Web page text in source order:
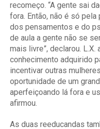
recomeço. “A gente sai
fora. Então, não é só
dos pensamentos e do
de aula a gente não se
mais livre”, declarou.
conhecimento adquirido
incentivar outras
oportunidade de um
aperfeiçoando lá fora e
afirmou.
As duas reeducandas